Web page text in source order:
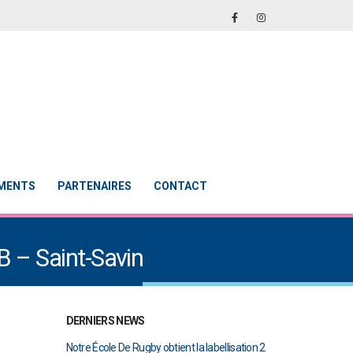
PARTENAIRES CONTACT
– Saint-Savin
DERNIERS NEWS
obtient la labellisation 2 Le Touch du RCAB se distingue en finale de